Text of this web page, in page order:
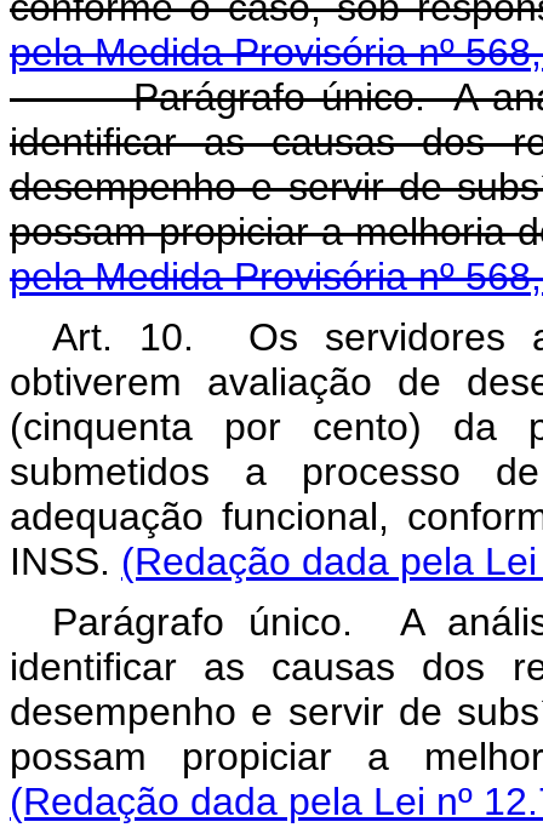
pela Medida Provisória nº
Parágrafo único. A
identificar as causas dos
desempenho e servir de
possam propiciar a melhoria
pela Medida Provisória nº
Art. 10. Os servidores
obtiverem avaliação de
(cinquenta por cento) da
submetidos a processo
adequação funcional,
INSS. (Redação dada pela
Parágrafo único. A
identificar as causas dos
desempenho e servir de
possam propiciar a
(Redação dada pela Lei nº